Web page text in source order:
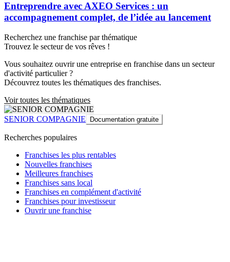
Entreprendre avec AXEO Services : un
accompagnement complet, de l’idée au lancement
Recherchez une franchise par thématique
Trouvez le secteur de vos rêves !
Vous souhaitez ouvrir une entreprise en franchise dans un secteur
d'activité particulier ?
Découvrez toutes les thématiques des franchises.
Voir toutes les thématiques
SENIOR COMPAGNIE Documentation gratuite
Recherches populaires
Franchises les plus rentables
Nouvelles franchises
Meilleures franchises
Franchises sans local
Franchises en complément d'activité
Franchises pour investisseur
Ouvrir une franchise